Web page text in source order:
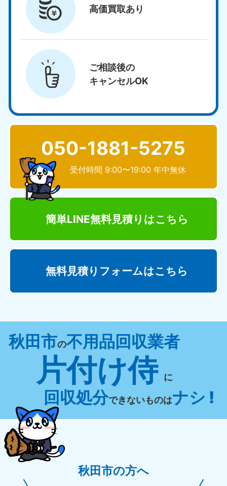
高価買取あり
ご相談後の
キャンセルOK
050-1881-5275
受付時間 9:00〜19:00 年中無休
簡単LINE無料見積り はこちら
無料見積りフォームはこちら
秋田市の不用品回収業者
片付け侍 に
回収処分できないものはナシ !
秋田市の方へ